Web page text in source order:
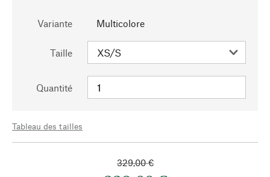
Variante Multicolore
Taille
Quantité
Tableau des tailles
329,00 €